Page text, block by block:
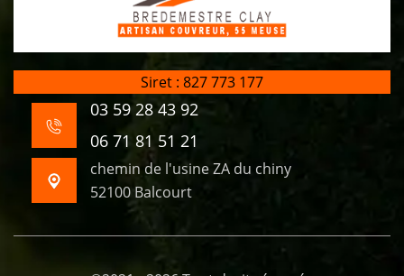
Siret : 827 773 177
03 59 28 43 92
06 71 81 51 21
chemin de l'usine ZA du chiny
52100 Balcourt